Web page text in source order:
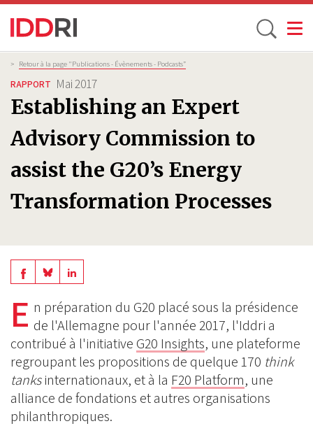
Aller
au
contenu
principal
Toggle
Fil
d'Ariane
> Retour à la page "Publications - Évènements - Podcasts”
RAPPORT Mai 2017
Establishing an Expert
Advisory Commission to
assist the G20’s Energy
Transformation Processes
Share
on
Facebook
Share
BlueSky
Share
Linkedin
E n préparation du G20 placé sous la présidence
de l'Allemagne pour l'année 2017, l'Iddri a
contribué à l'initiative G20 Insights, une plateforme
regroupant les propositions de quelque 170 think
tanksinternationaux, et à la F20 Platform, une
alliance de fondations et autres organisations
philanthropiques.